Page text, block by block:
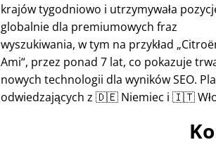
krajów tygodniowo i utrzymywała
globalnie dla premiumowych fraz
wyszukiwania, w tym na przykład
Ami , przez ponad 7 lat, co pokazuje
nowych technologii dla wyników SEO.
odwiedzających z 🇩🇪 Niemiec i 🇮🇹